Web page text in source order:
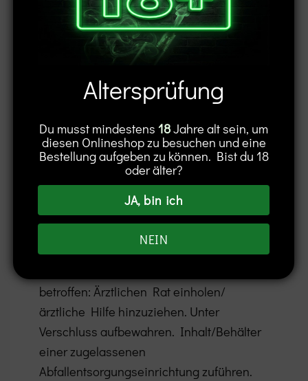
Hinweis
Enthält Cannabidiol (CBD)
Kann vermutlich die Fruchtbarkeit
Mutterleib schädigen. Schädlich für
Wasserorganismen, mit langfristiger
Ist ärztlicher Rat erforderlich, Verpackung
oder Kennzeichnungsetikett bereithalten.
Darf nicht in die Hände von Kindern
betroffen: Ärztlichen Rat einholen/
ärztliche Hilfe hinzuziehen. Unter
Verschluss aufbewahren. Inhalt/Behälter
einer zugelassenen
Abfallentsorgungseinrichtung zuführen.
Altersprüfung
Du musst mindestens18Jahre alt sein, um
diesen Onlineshop zu besuchen und eine
Bestellung aufgeben zu können. Bist du 18
oder älter?
JA, bin ich
NEIN